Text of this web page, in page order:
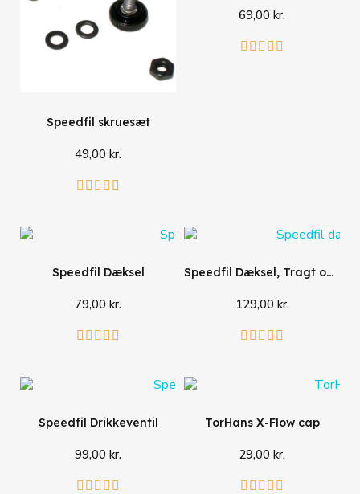
Speedfil skruesæt
49,00 kr.
    
69,00 kr.
    
Speedfil Dæksel
79,00 kr.
    
Speedfil Dæksel, Tragt og Pakning
129,00 kr.
    
Speedfil Drikkeventil
99,00 kr.
    
TorHans X-Flow cap
29,00 kr.
    